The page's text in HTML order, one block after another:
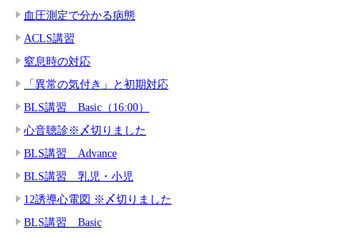
血圧測定で分かる病態
ACLS講習
窒息時の対応
「異常の気付き」と初期対応
BLS講習 Basic（16:00）
心音聴診※〆切りました
BLS講習 Advance
BLS講習 乳児・小児
12誘導心電図 ※〆切りました
BLS講習 Basic